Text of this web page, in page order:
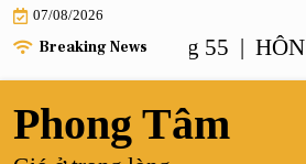
content
07/08/2026
Breaking News HÔN
Phong Tâm